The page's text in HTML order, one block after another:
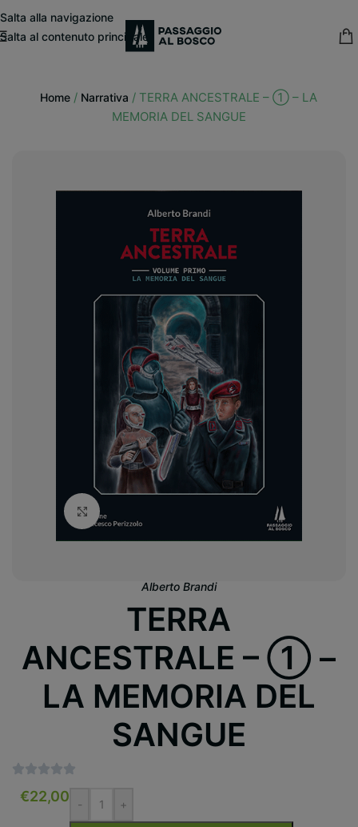
Salta alla navigazione
Salta al contenuto principale
Home / Narrativa / TERRA ANCESTRALE – ① – LA
MEMORIA DEL SANGUE
Clicca per ingrandire
Alberto Brandi
TERRA
ANCESTRALE – ① –
LA MEMORIA DEL
SANGUE
€22,00 - +